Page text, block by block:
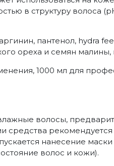
в структуру волоса
пантенол, hydra
ореха и семян малины,
1000 мл для
волосы,
рекомендуется
нанесение
волос и кожи).